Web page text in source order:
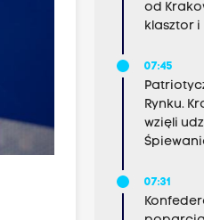
od
klasztor
07:45
Rynku.
wzięli
07:31